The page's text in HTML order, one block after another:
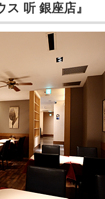
听 銀座店』